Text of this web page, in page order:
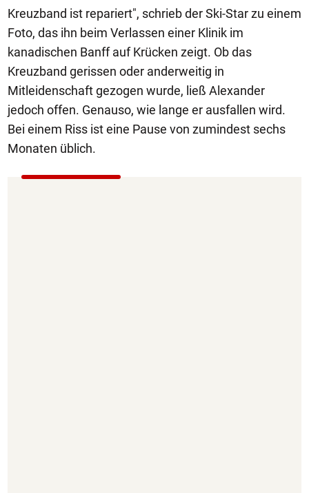
Kreuzband ist repariert", schrieb der Ski-Star zu einem
Foto, das ihn beim Verlassen einer Klinik im
kanadischen Banff auf Krücken zeigt. Ob das
Kreuzband gerissen oder anderweitig in
Mitleidenschaft gezogen wurde, ließ Alexander
jedoch offen. Genauso, wie lange er ausfallen wird.
Bei einem Riss ist eine Pause von zumindest sechs
Monaten üblich.